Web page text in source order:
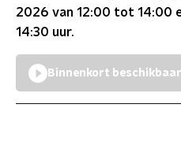
2026 van 12:00 tot 14:00
14:30 uur.
Binnenkort beschikbaar